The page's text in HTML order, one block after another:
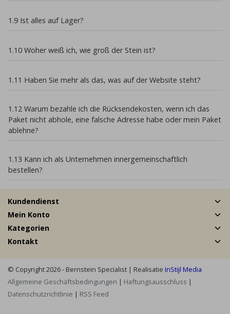
1.9 Ist alles auf Lager?
1.10 Woher weiß ich, wie groß der Stein ist?
1.11 Haben Sie mehr als das, was auf der Website steht?
1.12 Warum bezahle ich die Rücksendekosten, wenn ich das
Paket nicht abhole, eine falsche Adresse habe oder mein Paket
ablehne?
1.13 Kann ich als Unternehmen innergemeinschaftlich
bestellen?
Kundendienst
Mein Konto
Kategorien
Kontakt
© Copyright 2026 - Bernstein Specialist | Realisatie InStijl Media
Allgemeine Geschäftsbedingungen | Haftungsausschluss |
Datenschutzrichtlinie | RSS Feed